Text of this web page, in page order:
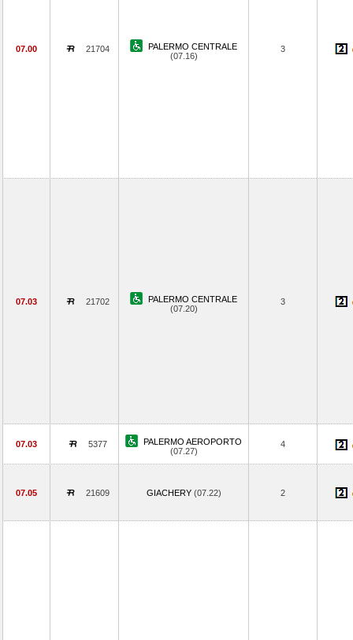
07.00 21704
PALERMO CENTRALE
(07.16)
3
07.03 21702
PALERMO CENTRALE
(07.20)
3
07.03 5377
PALERMO AEROPORTO
(07.27)
4
07.05 21609 GIACHERY (07.22) 2